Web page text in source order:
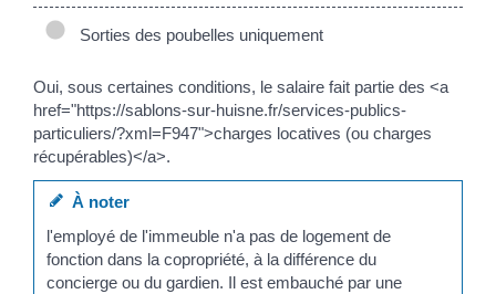
Sorties des poubelles uniquement
Oui, sous certaines conditions, le salaire fait partie des <a
href="https://sablons-sur-huisne.fr/services-publics-
particuliers/?xml=F947">charges locatives (ou charges
récupérables)</a>.
À noter
l'employé de l'immeuble n'a pas de logement de
fonction dans la copropriété, à la différence du
concierge ou du gardien. Il est embauché par une